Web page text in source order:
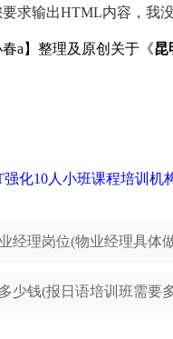
求输出HTML内容，我
a】整理及原创关于《昆
强化10人小班课程培训机
经理岗位(物业经理具体
少钱(报日语培训班需要